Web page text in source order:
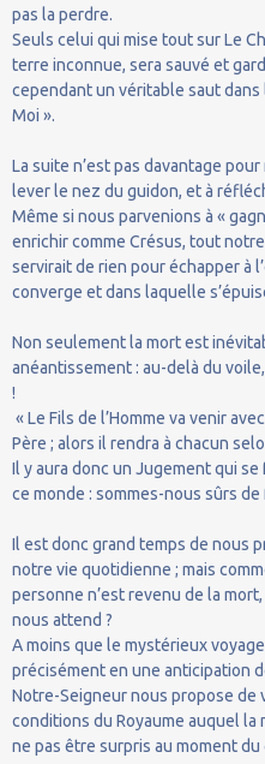
pas la perdre.
Seuls celui qui mise tout sur Le
terre inconnue, sera sauvé et
cependant un véritable saut dans
Moi ».
La suite n’est pas davantage
lever le nez du guidon, et à
Même si nous parvenions à «
enrichir comme Crésus, tout
servirait de rien pour échapper à
converge et dans laquelle
Non seulement la mort est
anéantissement : au-delà du
!
« Le Fils de l’Homme va venir
Père ; alors il rendra à chacun
Il y aura donc un Jugement qui
ce monde : sommes-nous sûrs de
Il est donc grand temps de nous
notre vie quotidienne ; mais
personne n’est revenu de la
nous attend ?
A moins que le mystérieux
précisément en une anticipation
Notre-Seigneur nous propose de
conditions du Royaume auquel la
ne pas être surpris au moment du